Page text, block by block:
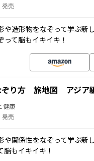
発売
や造形物をなぞって学ぶ新
って脳もイキイキ！
ぞり方 旅地図 アジア
健康
発売
や関係性をなぞって学ぶ新
脳もイキイキ！